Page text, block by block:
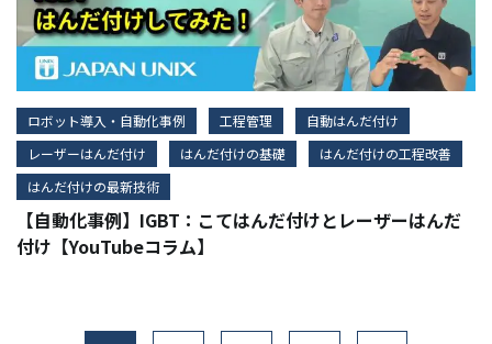
ロボット導入・自動化事例 工程管理
自動はんだ付け
レーザーはんだ付け
はんだ付けの基礎
はんだ付けの工程改善
はんだ付けの最新技術
【自動化事例】IGBT：こてはんだ付けとレーザーはんだ
付け【YouTubeコラム】